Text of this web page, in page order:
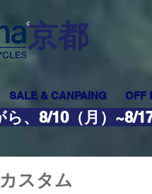
​京都
SALE & CANPAING OFF
ら、8/10（月）~8/
スタム